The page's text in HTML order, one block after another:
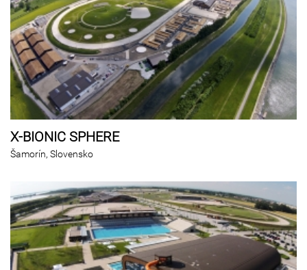
X-BIONIC SPHERE
Šamorín, Slovensko